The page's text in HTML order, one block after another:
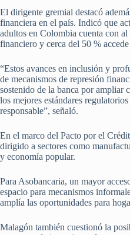
El dirigente gremial destacó
financiera en el país. Indicó que
adultos en Colombia cuenta con
financiero y cerca del 50 %
“Estos avances en inclusión y
de mecanismos de represión
sostenido de la banca por ampliar
los mejores estándares
responsable”, señaló.
En el marco del Pacto por el
dirigido a sectores como
y economía popular.
Para Asobancaria, un mayor
espacio para mecanismos
amplía las oportunidades para
Malagón también cuestionó la